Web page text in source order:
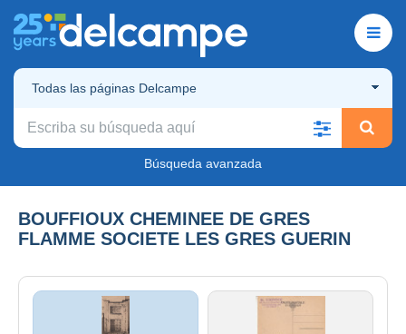
Todas las páginas Delcampe
Búsqueda avanzada
BOUFFIOUX CHEMINEE DE GRES
FLAMME SOCIETE LES GRES GUERIN